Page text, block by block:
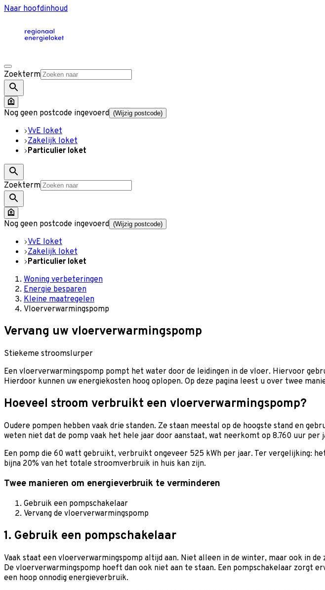
Naar hoofdinhoud
Zoekterm
Nog geen postcode ingevoerd (Wijzig postcode)
VvE loket
Zakelijk loket
Particulier loket
Zoekterm
Nog geen postcode ingevoerd (Wijzig postcode)
VvE loket
Zakelijk loket
Particulier loket
Woning verbeteringen
Energie besparen
Kleine maatregelen
Vloerverwarmingspomp
Vervang uw vloerverwarmingspomp
Stiekeme stroomslurper
Een vloerverwarmingspomp pompt het water door de leidingen in de vloer. Hiervoor
Hierdoor kunnen uw energiekosten hoog oplopen. Op deze pagina leest u over twee
Hoeveel stroom verbruikt een vloerverwarmingspomp?
Oudere pompen hebben vaak drie standen. Ze staan meestal op de hoogste stand en
weten niet dat de pomp vaak het hele jaar door aanstaat, wat neerkomt op 8.760 uur per
Een pomp die 60 watt gebruikt, verbruikt ongeveer 525 kWh per jaar. Ter vergelijking:
bijna 20% van het totale stroomverbruik in huis kan zijn.
Twee manieren om energieverbruik te verminderen
Gebruik een pompschakelaar
Vervang de vloerverwarmingspomp
1. Gebruik een pompschakelaar
Vaak staat een vloerverwarmingspomp altijd aan. Niet alleen in de winter, maar ook in
De vloerverwarmingspomp hoeft dan ook niet aan te staan. Een pompschakelaar zorgt
een hoop onnodig energieverbruik.